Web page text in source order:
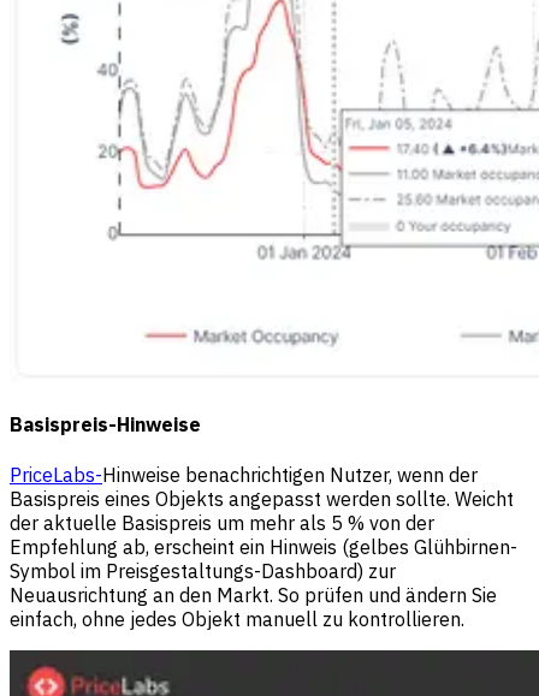
Basispreis-Hinweise
PriceLabs-Hinweise benachrichtigen Nutzer, wenn der
Basispreis eines Objekts angepasst werden sollte. Weicht
der aktuelle Basispreis um mehr als 5 % von der
Empfehlung ab, erscheint ein Hinweis (gelbes Glühbirnen-
Symbol im Preisgestaltungs-Dashboard) zur
Neuausrichtung an den Markt. So prüfen und ändern Sie
einfach, ohne jedes Objekt manuell zu kontrollieren.